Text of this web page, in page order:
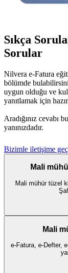
Sıkça
Sorular
Nilvera e-Fatura
bölümde
uygun olduğu ve
yanıtlamak için
Aradığınız cevabı
yanınızdadır.
Bizimle iletişime geç
Mali
Mali mühür tüzel
Mali
e-Fatura, e-Defter,